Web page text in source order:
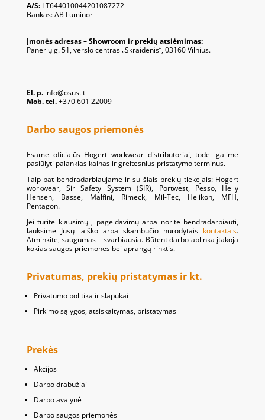
A/S:LT644010044201087272
Bankas: AB Luminor
Įmonės adresas – Showroom ir prekių atsiėmimas:
Panerių g. 51, verslo centras „Skraidenis“, 03160 Vilnius.
El. p.info@osus.lt
Mob. tel.+370 601 22009
Darbo saugos priemonės
Esame oficialūs Hogert workwear distributoriai, todėl galime
pasiūlyti palankias kainas ir greitesnius pristatymo terminus.
Taip pat bendradarbiaujame ir su šiais prekių tiekėjais: Hogert
workwear, Sir Safety System (SIR), Portwest, Pesso, Helly
Hensen, Basse, Malfini, Rimeck, Mil-Tec, Helikon, MFH,
Pentagon.
Jei turite klausimų , pageidavimų arba norite bendradarbiauti,
lauksime Jūsų laiško arba skambučio nurodytais kontaktais.
Atminkite, saugumas – svarbiausia. Būtent darbo aplinka įtakoja
kokias saugos priemones bei aprangą rinktis.
Privatumas, prekių pristatymas ir kt.
Privatumo politika ir slapukai
Pirkimo sąlygos, atsiskaitymas, pristatymas
Prekės
Akcijos
Darbo drabužiai
Darbo avalynė
Darbo saugos priemonės